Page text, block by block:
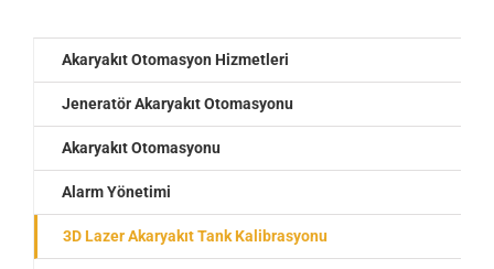
Akaryakıt Otomasyon Hizmetleri
Jeneratör Akaryakıt Otomasyonu
Akaryakıt Otomasyonu
Alarm Yönetimi
3D Lazer Akaryakıt Tank Kalibrasyonu